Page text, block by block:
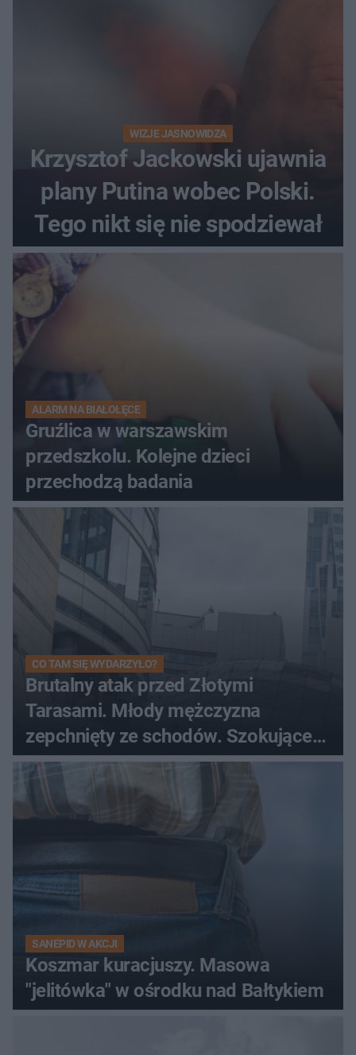
WIZJE JASNOWIDZA
Krzysztof Jackowski ujawnia
plany Putina wobec Polski.
Tego nikt się nie spodziewał
ALARM NA BIAŁOŁĘCE
Gruźlica w warszawskim
przedszkolu. Kolejne dzieci
przechodzą badania
CO TAM SIĘ WYDARZYŁO?
Brutalny atak przed Złotymi
Tarasami. Młody mężczyzna
zepchnięty ze schodów. Szokujące
nagranie krąży po sieci
SANEPID W AKCJI
Koszmar kuracjuszy. Masowa
"jelitówka" w ośrodku nad Bałtykiem